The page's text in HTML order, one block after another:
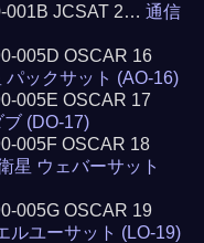
001B JCSAT 2…通信
005D OSCAR 16
パックサット (AO-16)
005E OSCAR 17
(DO-17)
005F OSCAR 18
星 ウェバーサット
005G OSCAR 19
ルユーサット (LO-19)